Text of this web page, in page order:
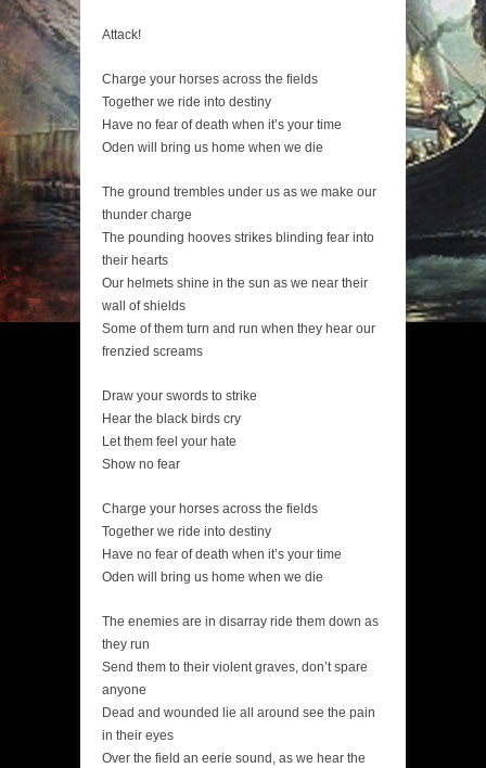
Attack!
Charge your horses across the fields
Together we ride into destiny
Have no fear of death when it’s your time
Oden will bring us home when we die
The ground trembles under us as we make our
thunder charge
The pounding hooves strikes blinding fear into
their hearts
Our helmets shine in the sun as we near their
wall of shields
Some of them turn and run when they hear our
frenzied screams
Draw your swords to strike
Hear the black birds cry
Let them feel your hate
Show no fear
Charge your horses across the fields
Together we ride into destiny
Have no fear of death when it’s your time
Oden will bring us home when we die
The enemies are in disarray ride them down as
they run
Send them to their violent graves, don’t spare
anyone
Dead and wounded lie all around see the pain
in their eyes
Over the field an eerie sound, as we hear the